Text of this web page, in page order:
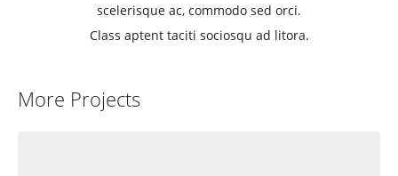
scelerisque ac, commodo sed orci.
Class aptent taciti sociosqu ad litora.
More Projects